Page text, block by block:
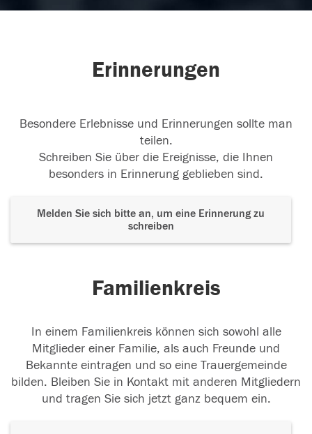
Erinnerungen
Besondere Erlebnisse und Erinnerungen sollte man
teilen.
Schreiben Sie über die Ereignisse, die Ihnen
besonders in Erinnerung geblieben sind.
Melden Sie sich bitte an, um eine Erinnerung zu
schreiben
Familienkreis
In einem Familienkreis können sich sowohl alle
Mitglieder einer Familie, als auch Freunde und
Bekannte eintragen und so eine Trauergemeinde
bilden. Bleiben Sie in Kontakt mit anderen Mitgliedern
und tragen Sie sich jetzt ganz bequem ein.